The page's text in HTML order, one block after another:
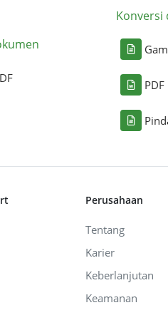
Konversi
Perusahaan
Tentang
Karier
Keberlanjutan
Keamanan